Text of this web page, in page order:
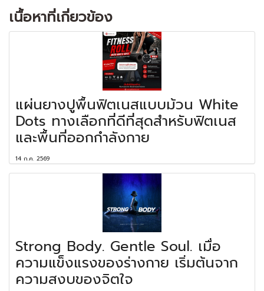
เนื้อหาที่เกี่ยวข้อง
แผ่นยางปูพื้นฟิตเนสแบบม้วน White
Dots ทางเลือกที่ดีที่สุดสำหรับฟิตเนส
และพื้นที่ออกกำลังกาย
14 ก.ค. 2569
Strong Body. Gentle Soul. เมื่อ
ความแข็งแรงของร่างกาย เริ่มต้นจาก
ความสงบของจิตใจ